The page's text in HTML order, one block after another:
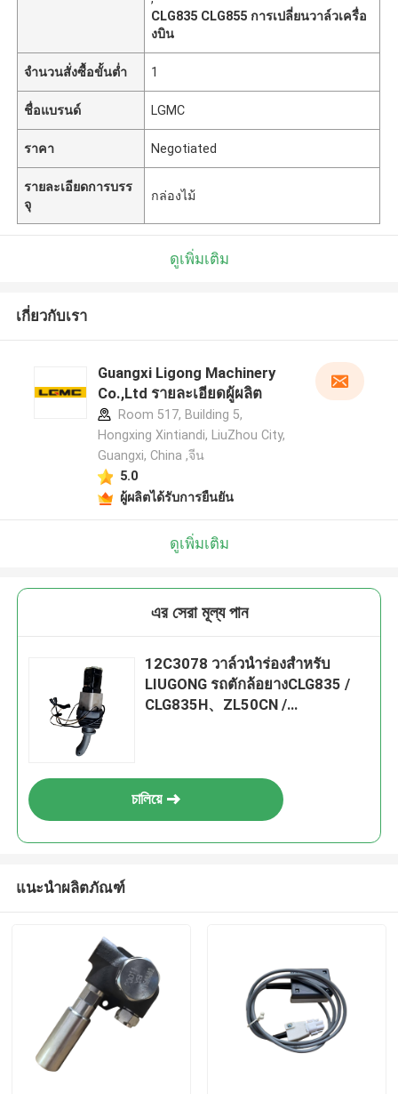
CLG835 CLG855 การเปลี่ยนวาล์วเครื่อ
งบิน
จำนวนสั่งซื้อขั้นต่ำ 1
ชื่อแบรนด์ LGMC
ราคา Negotiated
รายละเอียดการบรร
จุ
กล่องไม้
ดูเพิ่มเติม
เกี่ยวกับเรา
Guangxi Ligong Machinery
Co.,Ltd รายละเอียดผู้ผลิต
Room 517, Building 5,
Hongxing Xintiandi, LiuZhou City,
Guangxi, China ,จีน
5.0
ผู้ผลิตได้รับการยืนยัน
ดูเพิ่มเติม
এর সেরা মূল্য পান
12C3078 วาล์วนำร่องสำหรับ
LIUGONG รถตักล้อยางCLG835 /
CLG835H、ZL50CN /
চালিয়ে
แนะนำผลิตภัณฑ์